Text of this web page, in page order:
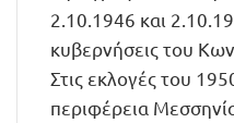
2.10.1946 και
κυβερνήσεις του
Στις εκλογές του
περιφέρεια